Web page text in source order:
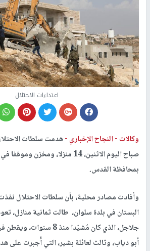
اعتداءات الاحتلال
وكالات -النجاح الإخباري -هدمت سلطات
صباح اليوم الاثنين، 14 منزلا،
بمحافظة القدس.
وأفادت مصادر محلية، بأن سلطات الاحتلال
البستان في بلدة سلوان، طالت ثمانية منازل،